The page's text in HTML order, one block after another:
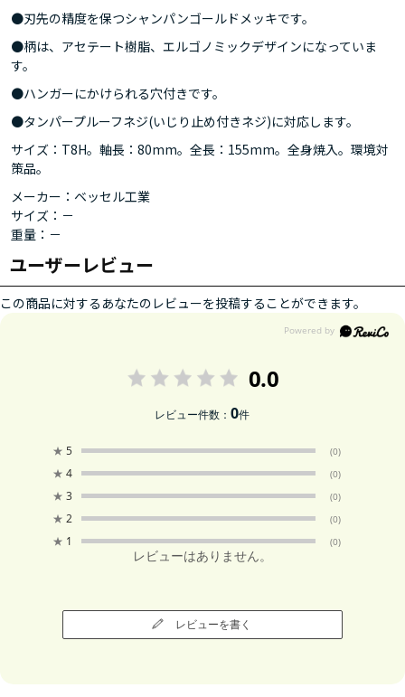
●刃先の精度を保つシャンパンゴールドメッキです。
●柄は、アセテート樹脂、エルゴノミックデザインになっていま
す。
●ハンガーにかけられる穴付きです。
●タンパープルーフネジ(いじり止め付きネジ)に対応します。
サイズ：T8H。軸長：80mm。全長：155mm。全身焼入。環境対
策品。
メーカー：ベッセル工業
サイズ：－
重量：－
ユーザーレビュー
この商品に対するあなたのレビューを投稿することができます。
0.0
レビュー件数：0件
★ 5 (0)
★ 4 (0)
★ 3 (0)
★ 2 (0)
★ 1 (0)
レビューはありません。
レビューを書く